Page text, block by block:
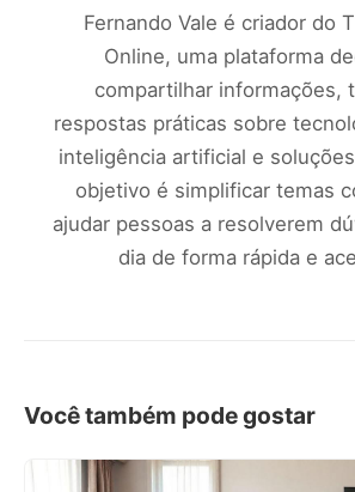
Fernando Vale é criador do
Online, uma plataforma
compartilhar informações,
respostas práticas sobre
inteligência artificial e
objetivo é simplificar temas
ajudar pessoas a resolverem
dia de forma rápida e
Você também pode gostar